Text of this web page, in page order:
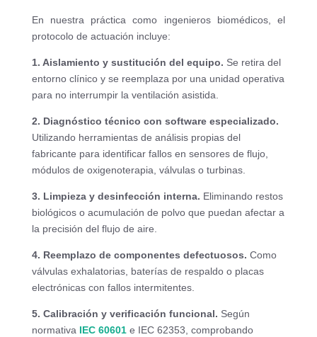
En nuestra práctica como ingenieros biomédicos, el
protocolo de actuación incluye:
1. Aislamiento y sustitución del equipo. Se retira del
entorno clínico y se reemplaza por una unidad operativa
para no interrumpir la ventilación asistida.
2. Diagnóstico técnico con software especializado.
Utilizando herramientas de análisis propias del
fabricante para identificar fallos en sensores de flujo,
módulos de oxigenoterapia, válvulas o turbinas.
3. Limpieza y desinfección interna. Eliminando restos
biológicos o acumulación de polvo que puedan afectar a
la precisión del flujo de aire.
4. Reemplazo de componentes defectuosos. Como
válvulas exhalatorias, baterías de respaldo o placas
electrónicas con fallos intermitentes.
5. Calibración y verificación funcional. Según
normativa IEC 60601e IEC 62353, comprobando